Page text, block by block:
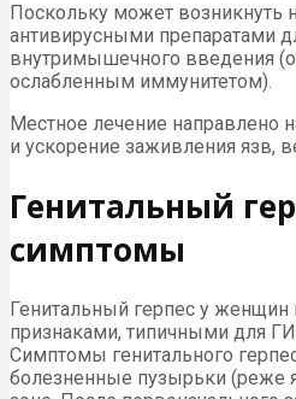
Поскольку может возникнуть
антивирусными препаратами
внутримышечного введения
ослабленным иммунитетом).
Местное лечение направлено
и ускорение заживления язв,
Генитальный
симптомы
Генитальный герпес у женщин
признаками, типичными для ГИ
Симптомы генитального
болезненные пузырьки (реже